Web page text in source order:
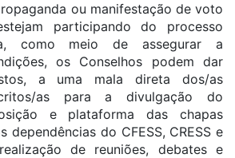
ou manifestação de voto
participando do processo
como meio de assegurar a
os Conselhos podem dar
a uma mala direta dos/as
as para a divulgação do
e plataforma das chapas
dependências do CFESS, CRESS e
de reuniões, debates e